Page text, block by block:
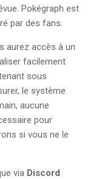
Pokégraph est
par des fans.
aurez accès à un
facilement
sous
le système
aucune
pour
si vous ne le
via Discord